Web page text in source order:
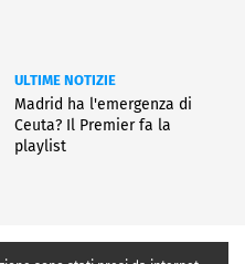
ULTIME NOTIZIE
Madrid ha l'emergenza di
Ceuta? Il Premier fa la
playlist